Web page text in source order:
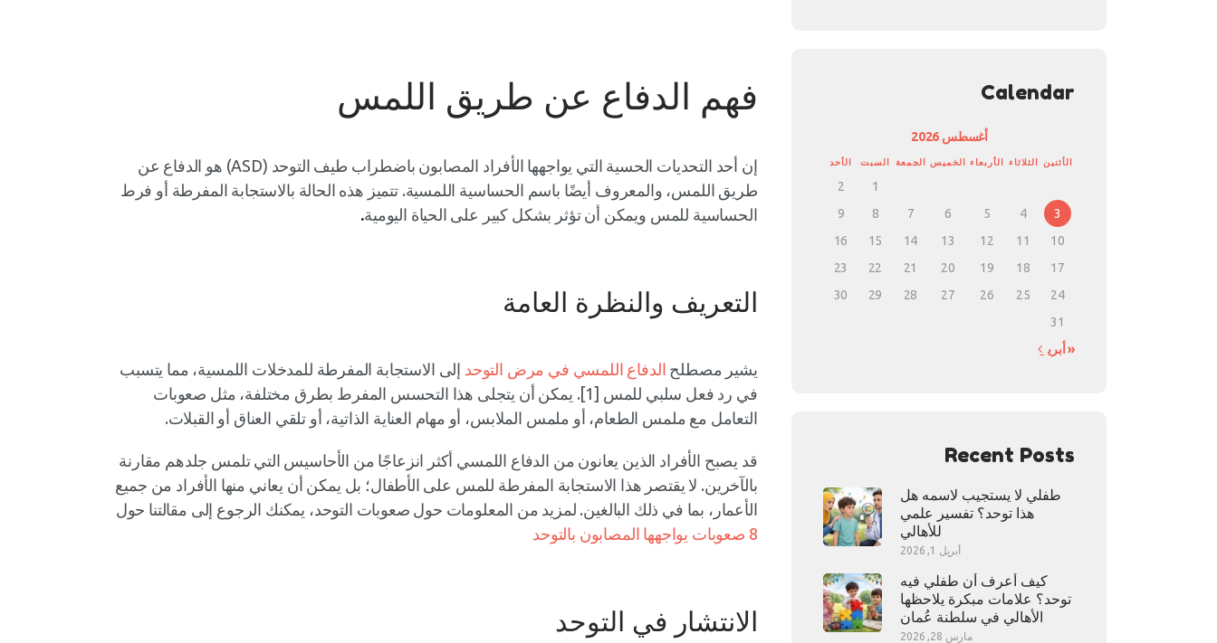
فهم الدفاع عن طريق اللمس
إن أحد التحديات الحسية التي يواجهها الأفراد المصابون باضطراب طيف التوحد (ASD) هو الدفاع عن
طريق اللمس، والمعروف أيضًا باسم الحساسية اللمسية. تتميز هذه الحالة بالاستجابة المفرطة أو فرط
الحساسية للمس ويمكن أن تؤثر بشكل كبير على الحياة اليومية.
التعريف والنظرة العامة
يشير مصطلح الدفاع اللمسي في مرض التوحد إلى الاستجابة المفرطة للمدخلات اللمسية، مما يتسبب
في رد فعل سلبي للمس [1]. يمكن أن يتجلى هذا التحسس المفرط بطرق مختلفة، مثل صعوبات
التعامل مع ملمس الطعام، أو ملمس الملابس، أو مهام العناية الذاتية، أو تلقي العناق أو القبلات.
قد يصبح الأفراد الذين يعانون من الدفاع اللمسي أكثر انزعاجًا من الأحاسيس التي تلمس جلدهم مقارنة
بالآخرين. لا يقتصر هذا الاستجابة المفرطة للمس على الأطفال؛ بل يمكن أن يعاني منها الأفراد من جميع
الأعمار، بما في ذلك البالغين. لمزيد من المعلومات حول صعوبات التوحد، يمكنك الرجوع إلى مقالتنا حول
8 صعوبات يواجهها المصابون بالتوحد
الانتشار في التوحد
Calendar
أغسطس 2026
الأثنين الثلاثاء الأربعاء الخميس الجمعة السبت الأحد
1
2
3
4
5
6
7
8
9
10
11
12
13
14
15
16
17
18
19
20
21
22
23
24
25
26
27
28
29
30
31
« أبريل
Recent Posts
طفلي لا يستجيب لاسمه هل
هذا توحد؟ تفسير علمي
للأهالي
أبريل 1, 2026
كيف أعرف أن طفلي فيه
توحد؟ علامات مبكرة يلاحظها
الأهالي في سلطنة عُمان
مارس 28, 2026